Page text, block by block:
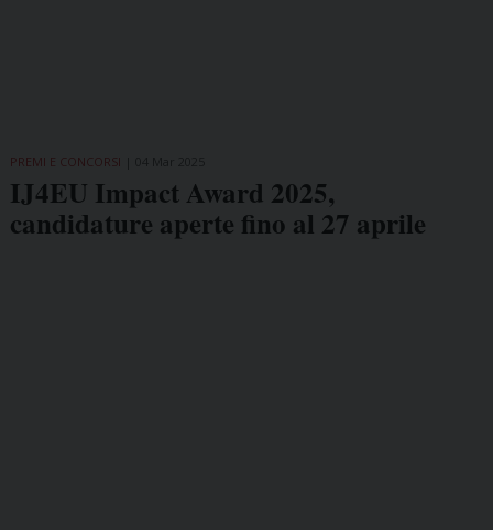
PREMI E CONCORSI
IJ4EU Impact Award 2025,
candidature aperte fino al 27 aprile